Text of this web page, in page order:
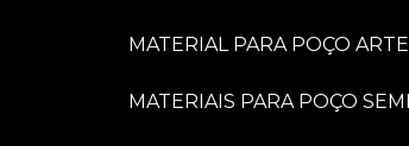
MATERIAL PARA POÇO
MATERIAIS PARA POÇO